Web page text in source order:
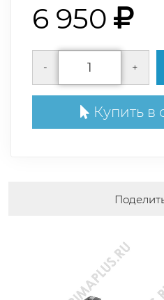
6 950
- +
Купить в